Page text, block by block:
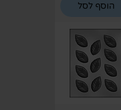
הוסף לסל